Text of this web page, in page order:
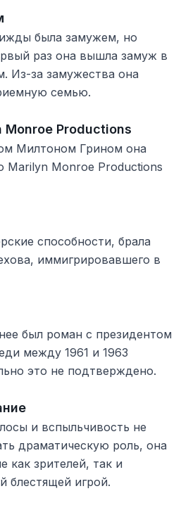
была замужем, но
раз она вышла замуж в
Из-за замужества она
семью.
Productions
Милтоном Грином она
Marilyn Monroe Productions
способности, брала
иммигрировавшего в
был роман с президентом
между 1961 и 1963
это не подтверждено.
и вспыльчивость не
драматическую роль, она
как зрителей, так и
блестящей игрой.